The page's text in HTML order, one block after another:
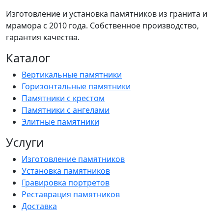
Изготовление и установка памятников из гранита и
мрамора с 2010 года. Собственное производство,
гарантия качества.
Каталог
Вертикальные памятники
Горизонтальные памятники
Памятники с крестом
Памятники с ангелами
Элитные памятники
Услуги
Изготовление памятников
Установка памятников
Гравировка портретов
Реставрация памятников
Доставка